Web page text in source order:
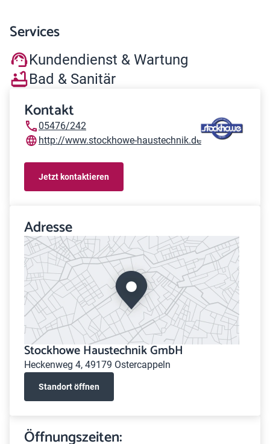
Services
Kundendienst & Wartung
Bad & Sanitär
Kontakt
05476/242
http://www.stockhowe-haustechnik.de
Jetzt kontaktieren
Adresse
Stockhowe Haustechnik GmbH
Heckenweg 4, 49179 Ostercappeln
Standort öffnen
Öffnungszeiten: